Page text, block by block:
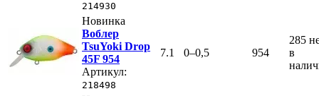
214930
Новинка
Воблер
TsuYoki Drop
45F 954
Артикул:
218498
7.1 0–0,5 954
285
в